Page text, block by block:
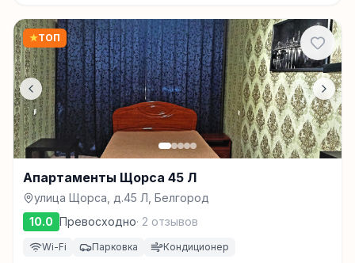
★ТОП
Апартаменты Щорса 45 Л
улица Щорса, д.45 Л, Белгород
10.0 Превосходно· 2 отзывов
Wi-Fi Парковка Кондиционер